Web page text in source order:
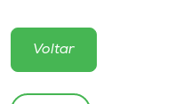
Atendimento ao
Portal de Ensino
Voltar